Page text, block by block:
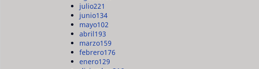
julio221
junio134
mayo102
abril193
marzo159
febrero176
enero129